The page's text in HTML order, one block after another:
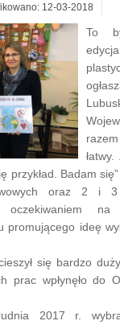
12-03-2018
To
przykład. Badam
oraz 2 i 3
na
promującego ideę
się bardzo
prac wpłynęło do
2017 r.